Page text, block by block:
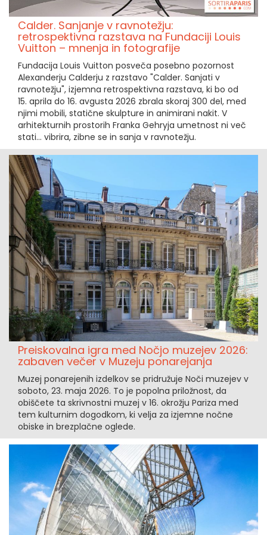
Calder. Sanjanje v ravnotežju:
retrospektivna razstava na Fundaciji Louis
Vuitton – mnenja in fotografije
Fundacija Louis Vuitton posveča posebno pozornost
Alexanderju Calderju z razstavo "Calder. Sanjati v
ravnotežju", izjemna retrospektivna razstava, ki bo od
15. aprila do 16. avgusta 2026 zbrala skoraj 300 del, med
njimi mobili, statične skulpture in animirani nakit. V
arhitekturnih prostorih Franka Gehryja umetnost ni več
stati… vibrira, zibne se in sanja v ravnotežju.
Preiskovalna igra med Nočjo muzejev 2026:
zabaven večer v Muzeju ponarejanja
Muzej ponarejenih izdelkov se pridružuje Noči muzejev v
soboto, 23. maja 2026. To je popolna priložnost, da
obiščete ta skrivnostni muzej v 16. okrožju Pariza med
tem kulturnim dogodkom, ki velja za izjemne nočne
obiske in brezplačne oglede.